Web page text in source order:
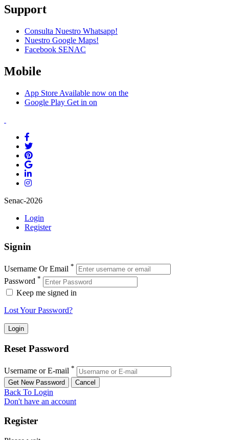
Support
Consulta Nuestro Whatsapp!
Nuestro Google Maps!
Facebook SENAC
Mobile
App Store Available now on the
Google Play Get in on
Senac-2026
Login
Register
Signin
Username Or Email *
Password *
Keep me signed in
Lost Your Password?
Reset Password
Username or E-mail *
Back To Login
Don't have an account
Register